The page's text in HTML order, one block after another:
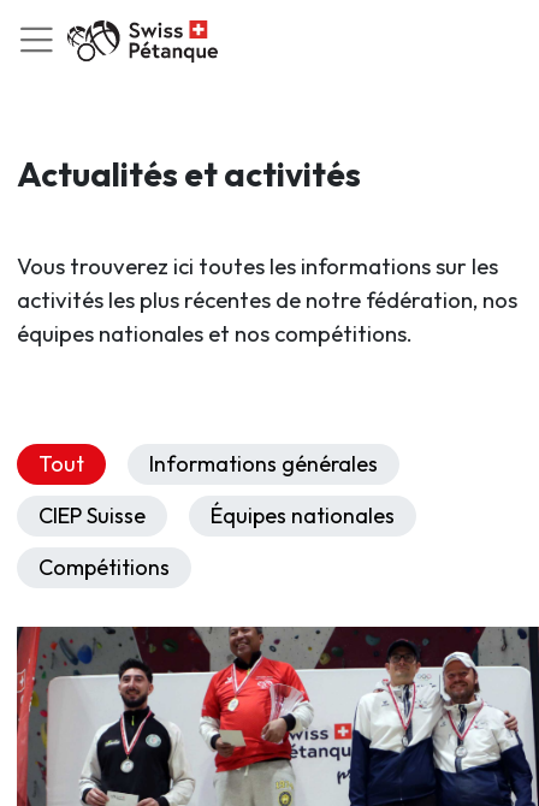
Actualités et activités
Vous trouverez ici toutes les informations sur les
activités les plus récentes de notre fédération, nos
équipes nationales et nos compétitions.
Tout
Informations générales
CIEP Suisse
Équipes nationales
Compétitions